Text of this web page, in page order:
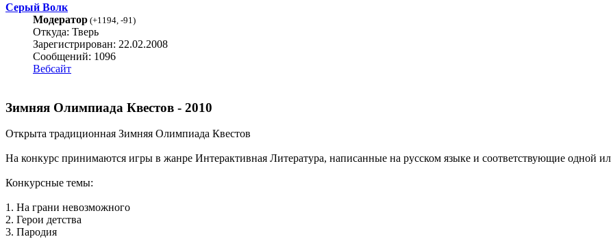
Серый Волк
Модератор (+1194 -91 )
Откуда: Тверь
Зарегистрирован: 22.02.2008
Сообщений: 1096
Вебсайт
Зимняя Олимпиада Квестов - 2010
Открыта традиционная Зимняя Олимпиада Квестов
На конкурс принимаются игры в жанре Интерактивная Литература, написанные на русском языке и соответствующие одной
Конкурсные темы:
1. На грани невозможного
2. Герои детства
3. Пародия